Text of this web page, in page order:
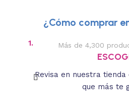
¿Cómo comprar
1. Más de 4,300
Revisa en nuestra
que más te